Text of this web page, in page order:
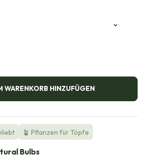
WARENKORB HINZUFÜGEN
🪴 Pflanzen für Töpfe
Bulbs